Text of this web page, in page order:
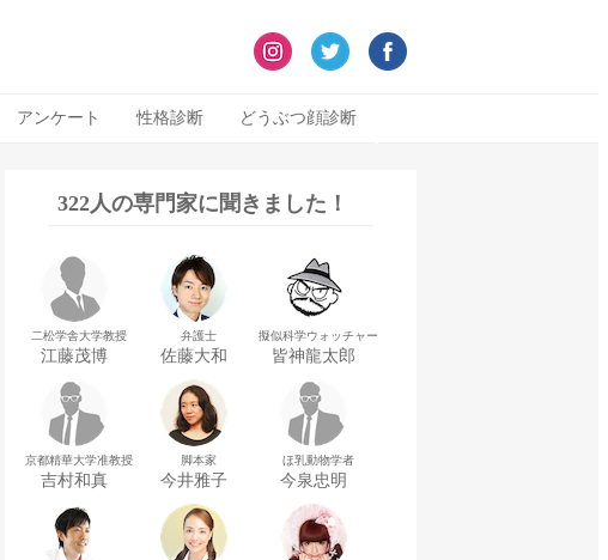
アンケート 性格診断 どうぶつ顔診断
322人の専門家に聞きました！
二松学舎大学教授
江藤茂博
弁護士
佐藤大和
擬似科学ウォッチャー
皆神龍太郎
京都精華大学准教授
吉村和真
脚本家
今井雅子
ほ乳動物学者
今泉忠明